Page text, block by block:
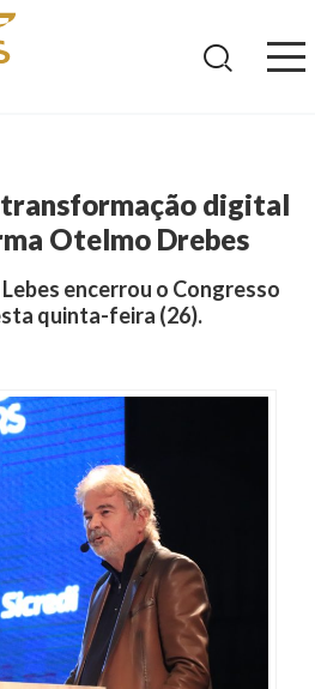
transformação digital
Otelmo Drebes
encerrou o Congresso
quinta-feira (26).